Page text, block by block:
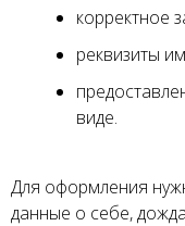
корректное
реквизиты
виде.
Для оформления
данные о себе,